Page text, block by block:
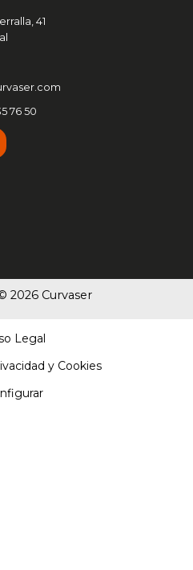
41
76 50
2026 Curvaser
Legal
y Cookies